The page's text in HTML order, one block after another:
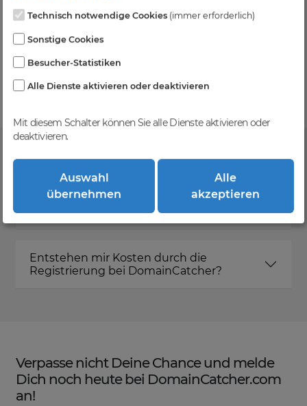
Kein Gebotsverfahren
First-Come-First-Serve-Prinzip abgewickelt.
Was ist DomainCatcher?
Entstehen mir Kosten durch die
Registrierung bei DomainCatcher?
Verpasse nicht Deine Chance und melde
Dich noch heute bei DomainCatcher.com
an!
Technisch notwendige Cookies (immer erforderlich)
Sonstige Cookies
Besucher-Statistiken
Alle Dienste aktivieren oder deaktivieren
Mit diesem Schalter können Sie alle Dienste aktivieren oder
deaktivieren.
Auswahl
übernehmen
Alle
akzeptieren